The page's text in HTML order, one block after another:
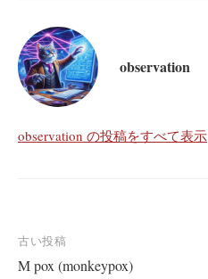
observation
observation の投稿をすべて表示
投
稿
古い投稿
M pox (monkeypox)